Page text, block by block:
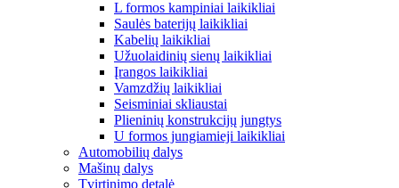
L formos kampiniai laikikliai
Saulės baterijų laikikliai
Kabelių laikikliai
Užuolaidinių sienų laikikliai
Įrangos laikikliai
Vamzdžių laikikliai
Seisminiai skliaustai
Plieninių konstrukcijų jungtys
U formos jungiamieji laikikliai
Automobilių dalys
Mašinų dalys
Tvirtinimo detalė